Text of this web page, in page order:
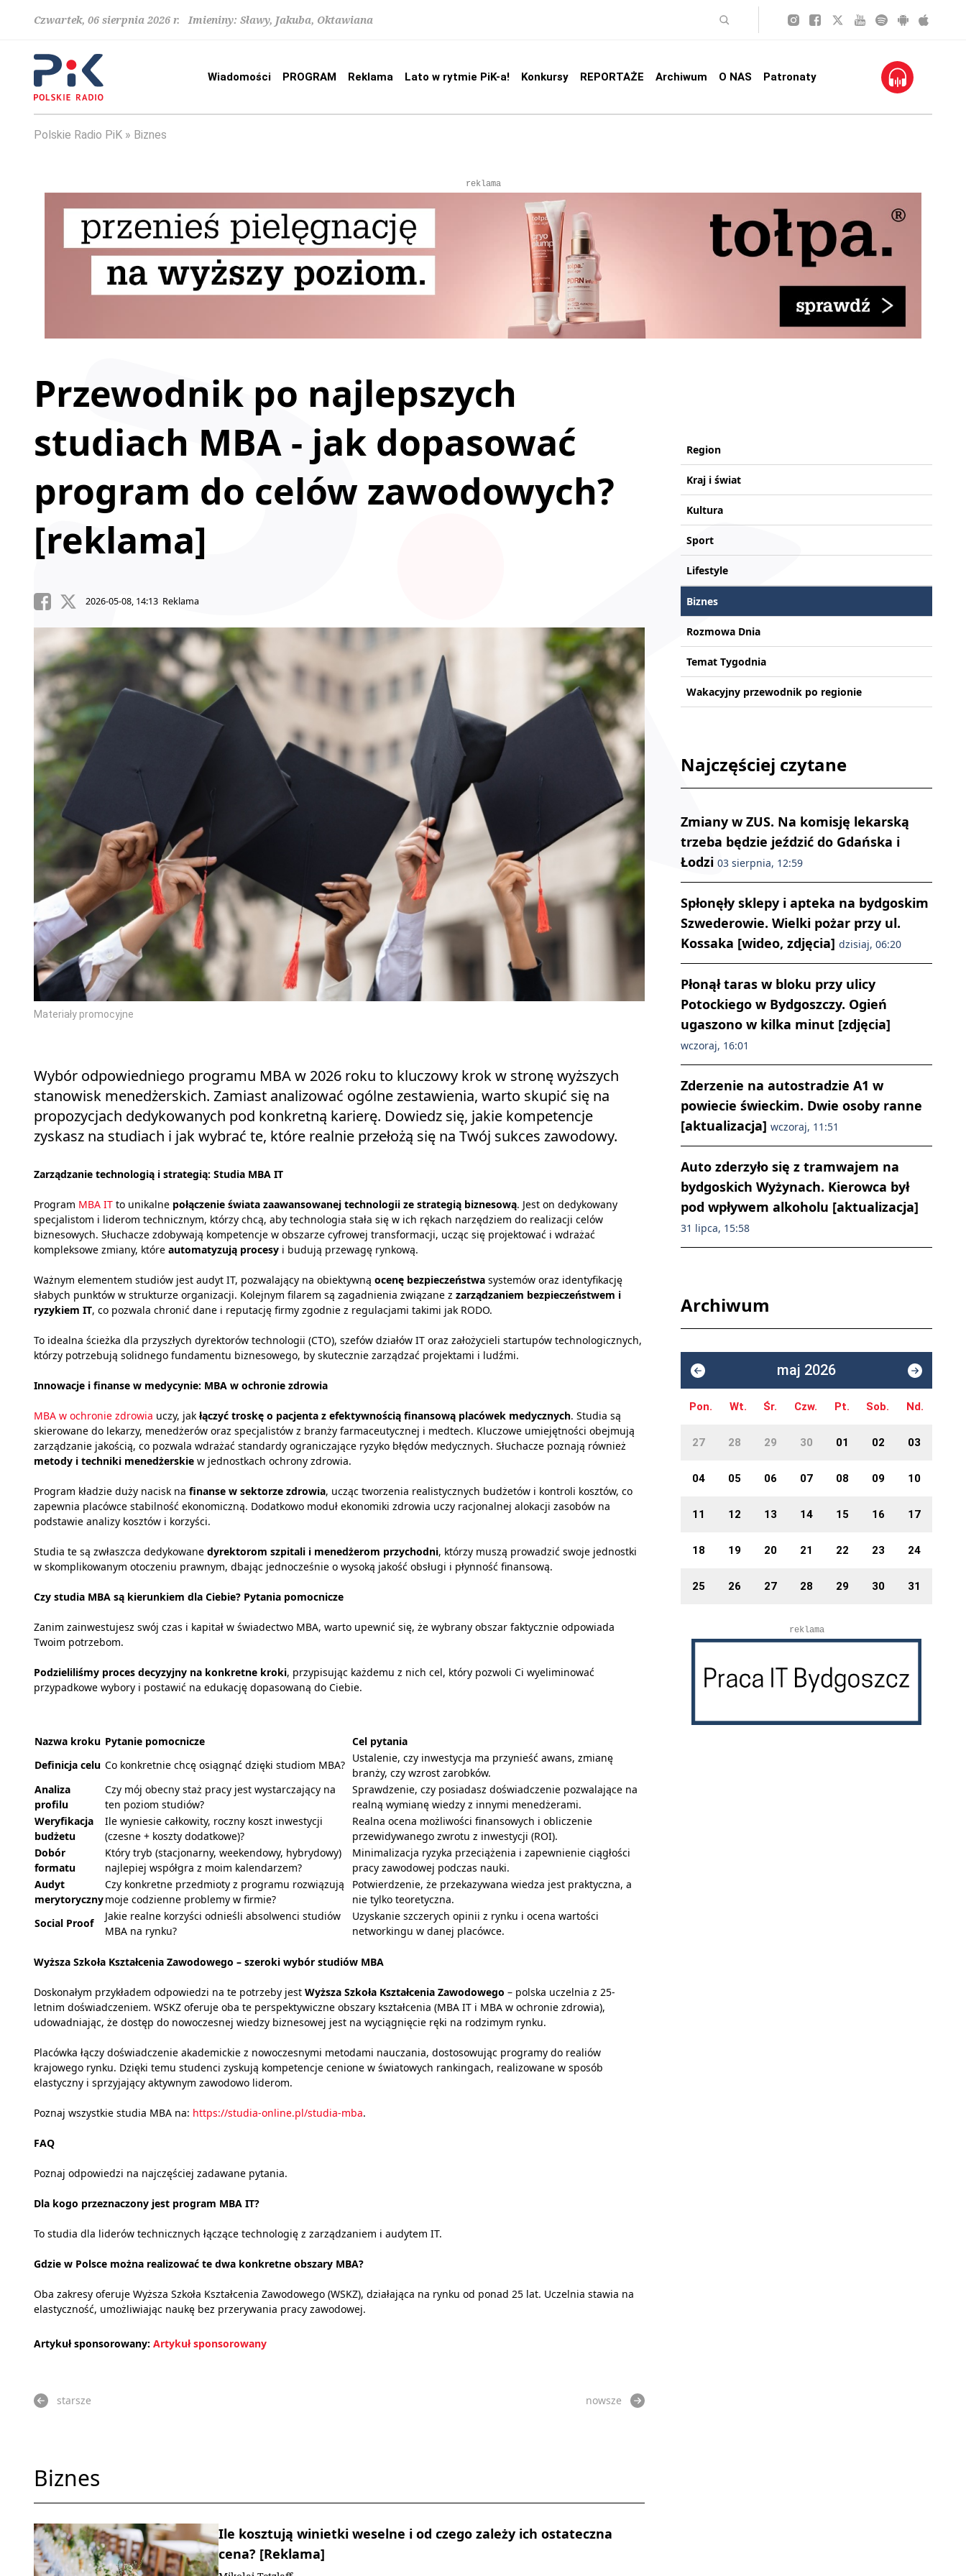
Czwartek, 06 sierpnia 2026 r. Imieniny: Sławy, Jakuba, Oktawiana
Wiadomości PROGRAM Reklama Lato w rytmie PiK-a! Konkursy REPORTAŻE Archiwum O NAS Patronaty
Polskie Radio PiK Biznes
reklama
Przewodnik po najlepszych
studiach MBA - jak dopasować
program do celów zawodowych?
[reklama]
2026-05-08, 14:13 Reklama
Materiały promocyjne
Wybór odpowiedniego programu MBA w 2026 roku to kluczowy krok w stronę wyższych
stanowisk menedżerskich. Zamiast analizować ogólne zestawienia, warto skupić się na
propozycjach dedykowanych pod konkretną karierę. Dowiedz się, jakie kompetencje
zyskasz na studiach i jak wybrać te, które realnie przełożą się na Twój sukces zawodowy.
Zarządzanie technologią i strategią: Studia MBA IT
Program MBA IT to unikalne połączenie świata zaawansowanej technologii ze strategią biznesową. Jest on dedykowany
specjalistom i liderom technicznym, którzy chcą, aby technologia stała się w ich rękach narzędziem do realizacji celów
biznesowych. Słuchacze zdobywają kompetencje w obszarze cyfrowej transformacji, ucząc się projektować i wdrażać
kompleksowe zmiany, które automatyzują procesy i budują przewagę rynkową.
Ważnym elementem studiów jest audyt IT, pozwalający na obiektywną ocenę bezpieczeństwa systemów oraz identyfikację
słabych punktów w strukturze organizacji. Kolejnym filarem są zagadnienia związane z zarządzaniem bezpieczeństwem i
ryzykiem IT, co pozwala chronić dane i reputację firmy zgodnie z regulacjami takimi jak RODO.
To idealna ścieżka dla przyszłych dyrektorów technologii (CTO), szefów działów IT oraz założycieli startupów technologicznych,
którzy potrzebują solidnego fundamentu biznesowego, by skutecznie zarządzać projektami i ludźmi.
Innowacje i finanse w medycynie: MBA w ochronie zdrowia
MBA w ochronie zdrowia uczy, jak łączyć troskę o pacjenta z efektywnością finansową placówek medycznych. Studia są
skierowane do lekarzy, menedżerów oraz specjalistów z branży farmaceutycznej i medtech. Kluczowe umiejętności obejmują
zarządzanie jakością, co pozwala wdrażać standardy ograniczające ryzyko błędów medycznych. Słuchacze poznają również
metody i techniki menedżerskie w jednostkach ochrony zdrowia.
Program kładzie duży nacisk na finanse w sektorze zdrowia, ucząc tworzenia realistycznych budżetów i kontroli kosztów, co
zapewnia placówce stabilność ekonomiczną. Dodatkowo moduł ekonomiki zdrowia uczy racjonalnej alokacji zasobów na
podstawie analizy kosztów i korzyści.
Studia te są zwłaszcza dedykowane dyrektorom szpitali i menedżerom przychodni, którzy muszą prowadzić swoje jednostki
w skomplikowanym otoczeniu prawnym, dbając jednocześnie o wysoką jakość obsługi i płynność finansową.
Czy studia MBA są kierunkiem dla Ciebie? Pytania pomocnicze
Zanim zainwestujesz swój czas i kapitał w świadectwo MBA, warto upewnić się, że wybrany obszar faktycznie odpowiada
Twoim potrzebom.
Podzieliliśmy proces decyzyjny na konkretne kroki, przypisując każdemu z nich cel, który pozwoli Ci wyeliminować
przypadkowe wybory i postawić na edukację dopasowaną do Ciebie.
Nazwa kroku Pytanie pomocnicze
Cel pytania
Definicja celu Co konkretnie chcę osiągnąć dzięki studiom MBA?
Ustalenie, czy inwestycja ma przynieść awans, zmianę
branży, czy wzrost zarobków.
Analiza
profilu
Czy mój obecny staż pracy jest wystarczający na
ten poziom studiów?
Sprawdzenie, czy posiadasz doświadczenie pozwalające na
realną wymianę wiedzy z innymi menedżerami.
Weryfikacja
budżetu
Ile wyniesie całkowity, roczny koszt inwestycji
(czesne + koszty dodatkowe)?
Realna ocena możliwości finansowych i obliczenie
przewidywanego zwrotu z inwestycji (ROI).
Dobór
formatu
Który tryb (stacjonarny, weekendowy, hybrydowy)
najlepiej współgra z moim kalendarzem?
Minimalizacja ryzyka przeciążenia i zapewnienie ciągłości
pracy zawodowej podczas nauki.
Audyt
merytoryczny
Czy konkretne przedmioty z programu rozwiązują
moje codzienne problemy w firmie?
Potwierdzenie, że przekazywana wiedza jest praktyczna, a
nie tylko teoretyczna.
Social Proof
Jakie realne korzyści odnieśli absolwenci studiów
MBA na rynku?
Uzyskanie szczerych opinii z rynku i ocena wartości
networkingu w danej placówce.
Wyższa Szkoła Kształcenia Zawodowego – szeroki wybór studiów MBA
Doskonałym przykładem odpowiedzi na te potrzeby jest Wyższa Szkoła Kształcenia Zawodowego – polska uczelnia z 25-
letnim doświadczeniem. WSKZ oferuje oba te perspektywiczne obszary kształcenia (MBA IT i MBA w ochronie zdrowia),
udowadniając, że dostęp do nowoczesnej wiedzy biznesowej jest na wyciągnięcie ręki na rodzimym rynku.
Placówka łączy doświadczenie akademickie z nowoczesnymi metodami nauczania, dostosowując programy do realiów
krajowego rynku. Dzięki temu studenci zyskują kompetencje cenione w światowych rankingach, realizowane w sposób
elastyczny i sprzyjający aktywnym zawodowo liderom.
Poznaj wszystkie studia MBA na: https://studia-online.pl/studia-mba.
FAQ
Poznaj odpowiedzi na najczęściej zadawane pytania.
Dla kogo przeznaczony jest program MBA IT?
To studia dla liderów technicznych łączące technologię z zarządzaniem i audytem IT.
Gdzie w Polsce można realizować te dwa konkretne obszary MBA?
Oba zakresy oferuje Wyższa Szkoła Kształcenia Zawodowego (WSKZ), działająca na rynku od ponad 25 lat. Uczelnia stawia na
elastyczność, umożliwiając naukę bez przerywania pracy zawodowej.
Artykuł sponsorowany: Artykuł sponsorowany
starsze nowsze
Biznes
Ile kosztują winietki weselne i od czego zależy ich ostateczna
cena? [Reklama]
Region
Kraj i świat
Kultura
Sport
Lifestyle
Biznes
Rozmowa Dnia
Temat Tygodnia
Wakacyjny przewodnik po regionie
Najczęściej czytane
Zmiany w ZUS. Na komisję lekarską
trzeba będzie jeździć do Gdańska i
Łodzi 03 sierpnia, 12:59
Spłonęły sklepy i apteka na bydgoskim
Szwederowie. Wielki pożar przy ul.
Kossaka [wideo, zdjęcia] dzisiaj, 06:20
Płonął taras w bloku przy ulicy
Potockiego w Bydgoszczy. Ogień
ugaszono w kilka minut [zdjęcia]
wczoraj, 16:01
Zderzenie na autostradzie A1 w
powiecie świeckim. Dwie osoby ranne
[aktualizacja] wczoraj, 11:51
Auto zderzyło się z tramwajem na
bydgoskich Wyżynach. Kierowca był
pod wpływem alkoholu [aktualizacja]
31 lipca, 15:58
Archiwum
maj 2026
Pon. Wt. Śr. Czw. Pt. Sob. Nd.
27 28 29 30 01 02 03
04 05 06 07 08 09 10
11 12 13 14 15 16 17
18 19 20 21 22 23 24
25 26 27 28 29 30 31
reklama